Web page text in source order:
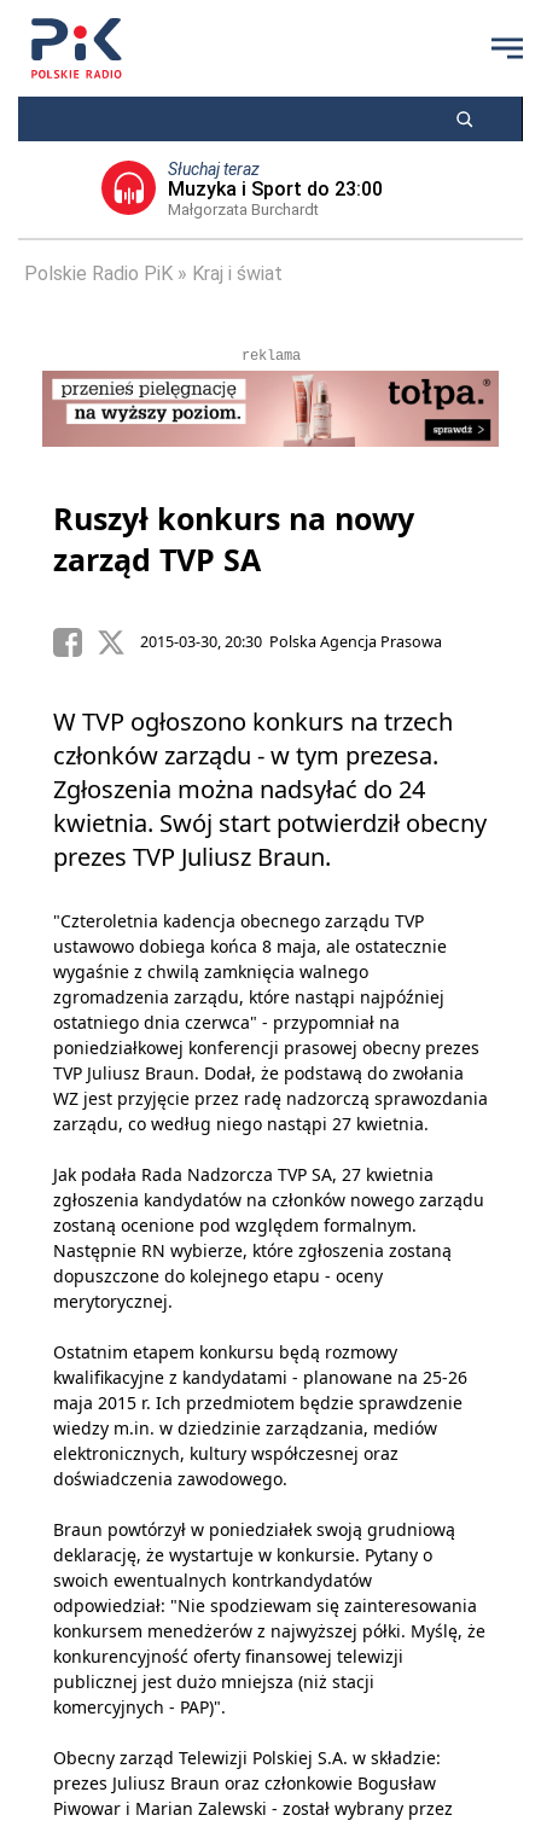
Słuchaj teraz
Muzyka i Sport do 23:00
Małgorzata Burchardt
Polskie Radio PiK Kraj i świat
reklama
Ruszył konkurs na nowy
zarząd TVP SA
2015-03-30, 20:30 Polska Agencja Prasowa
W TVP ogłoszono konkurs na trzech
członków zarządu - w tym prezesa.
Zgłoszenia można nadsyłać do 24
kwietnia. Swój start potwierdził obecny
prezes TVP Juliusz Braun.
"Czteroletnia kadencja obecnego zarządu TVP
ustawowo dobiega końca 8 maja, ale ostatecznie
wygaśnie z chwilą zamknięcia walnego
zgromadzenia zarządu, które nastąpi najpóźniej
ostatniego dnia czerwca" - przypomniał na
poniedziałkowej konferencji prasowej obecny prezes
TVP Juliusz Braun. Dodał, że podstawą do zwołania
WZ jest przyjęcie przez radę nadzorczą sprawozdania
zarządu, co według niego nastąpi 27 kwietnia.
Jak podała Rada Nadzorcza TVP SA, 27 kwietnia
zgłoszenia kandydatów na członków nowego zarządu
zostaną ocenione pod względem formalnym.
Następnie RN wybierze, które zgłoszenia zostaną
dopuszczone do kolejnego etapu - oceny
merytorycznej.
Ostatnim etapem konkursu będą rozmowy
kwalifikacyjne z kandydatami - planowane na 25-26
maja 2015 r. Ich przedmiotem będzie sprawdzenie
wiedzy m.in. w dziedzinie zarządzania, mediów
elektronicznych, kultury współczesnej oraz
doświadczenia zawodowego.
Braun powtórzył w poniedziałek swoją grudniową
deklarację, że wystartuje w konkursie. Pytany o
swoich ewentualnych kontrkandydatów
odpowiedział: "Nie spodziewam się zainteresowania
konkursem menedżerów z najwyższej półki. Myślę, że
konkurencyjność oferty finansowej telewizji
publicznej jest dużo mniejsza (niż stacji
komercyjnych - PAP)".
Obecny zarząd Telewizji Polskiej S.A. w składzie:
prezes Juliusz Braun oraz członkowie Bogusław
Piwowar i Marian Zalewski - został wybrany przez